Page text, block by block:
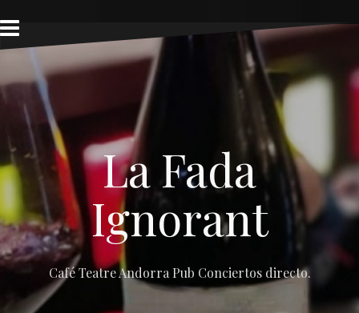
to
content
La Fada
Ignorant
Café Teatre Andorra Pub Conciertos directo.